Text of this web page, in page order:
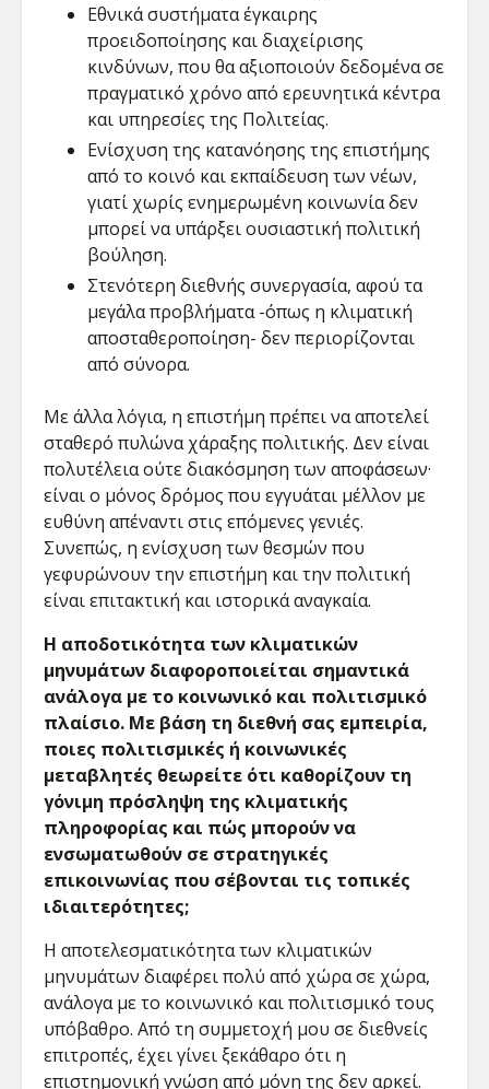
Εθνικά συστήματα έγκαιρης
προειδοποίησης και διαχείρισης
κινδύνων, που θα αξιοποιούν δεδομένα σε
πραγματικό χρόνο από ερευνητικά κέντρα
και υπηρεσίες της Πολιτείας.
Ενίσχυση της κατανόησης της επιστήμης
από το κοινό και εκπαίδευση των νέων,
γιατί χωρίς ενημερωμένη κοινωνία δεν
μπορεί να υπάρξει ουσιαστική πολιτική
βούληση.
Στενότερη διεθνής συνεργασία, αφού τα
μεγάλα προβλήματα -όπως η κλιματική
αποσταθεροποίηση- δεν περιορίζονται
από σύνορα.
Με άλλα λόγια, η επιστήμη πρέπει να αποτελεί
σταθερό πυλώνα χάραξης πολιτικής. Δεν είναι
πολυτέλεια ούτε διακόσμηση των αποφάσεων·
είναι ο μόνος δρόμος που εγγυάται μέλλον με
ευθύνη απέναντι στις επόμενες γενιές.
Συνεπώς, η ενίσχυση των θεσμών που
γεφυρώνουν την επιστήμη και την πολιτική
είναι επιτακτική και ιστορικά αναγκαία.
Η αποδοτικότητα των κλιματικών
μηνυμάτων διαφοροποιείται σημαντικά
ανάλογα με το κοινωνικό και πολιτισμικό
πλαίσιο. Με βάση τη διεθνή σας εμπειρία,
ποιες πολιτισμικές ή κοινωνικές
μεταβλητές θεωρείτε ότι καθορίζουν τη
γόνιμη πρόσληψη της κλιματικής
πληροφορίας και πώς μπορούν να
ενσωματωθούν σε στρατηγικές
επικοινωνίας που σέβονται τις τοπικές
ιδιαιτερότητες;
Η αποτελεσματικότητα των κλιματικών
μηνυμάτων διαφέρει πολύ από χώρα σε χώρα,
ανάλογα με το κοινωνικό και πολιτισμικό τους
υπόβαθρο. Από τη συμμετοχή μου σε διεθνείς
επιτροπές, έχει γίνει ξεκάθαρο ότι η
επιστημονική γνώση από μόνη της δεν αρκεί.